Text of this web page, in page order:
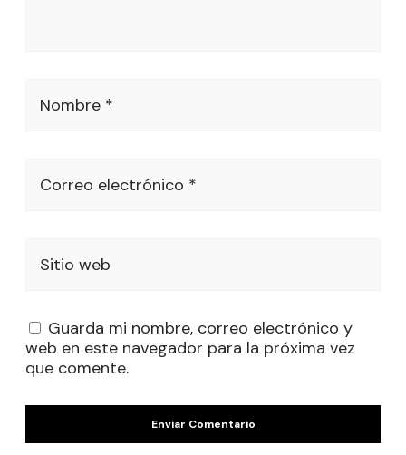
Nombre *
Correo electrónico *
Sitio web
Guarda mi nombre, correo electrónico y
web en este navegador para la próxima vez
que comente.